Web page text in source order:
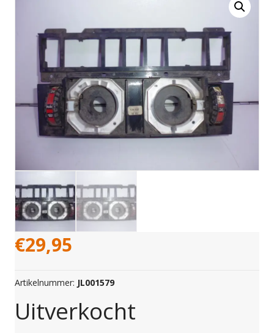
€29,95
Artikelnummer: JL001579
Uitverkocht